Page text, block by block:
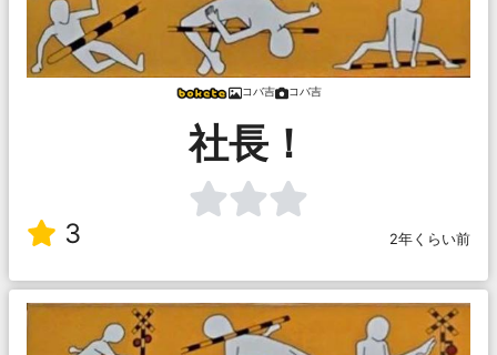
コバ吉 コバ吉
社長！
3 2年くらい前